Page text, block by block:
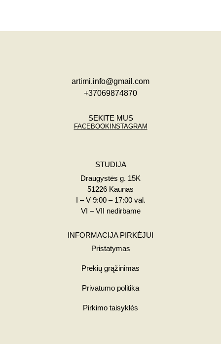
artimi.info@gmail.com
+37069874870
STUDIJA
Draugystės g. 15K
51226 Kaunas
I – V 9:00 – 17:00 val.
VI – VII nedirbame
INFORMACIJA PIRKĖJUI
Pristatymas
Prekių grąžinimas
Privatumo politika
Pirkimo taisyklės
SEKITE MUS
FACEBOOKINSTAGRAM